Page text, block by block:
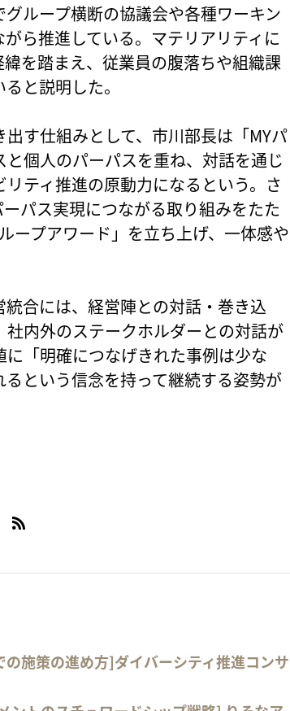
ループ横断の協議会や各種ワーキン
ら推進している。マテリアリティに
を踏まえ、従業員の腹落ちや組織課
と説明した。
す仕組みとして、市川部長は「MYパ
個人のパーパスを重ね、対話を通じ
ティ推進の原動力になるという。さ
パス実現につながる取り組みをたた
ープアワード」を立ち上げ、一体感や
合には、経営陣との対話・巻き込
内外のステークホルダーとの対話が
「明確につなげきれた事例は少な
という信念を持って継続する姿勢が
施策の進め方]ダイバーシティ推進コンサ